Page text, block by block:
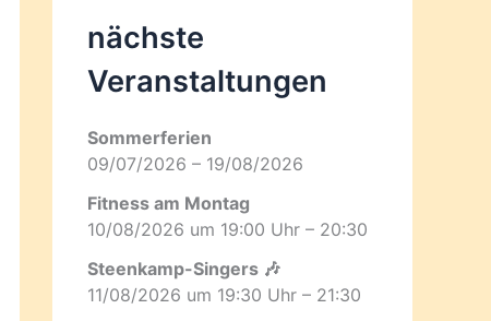
nächste
Veranstaltungen
Sommerferien
09/07/2026 – 19/08/2026
Fitness am Montag
10/08/2026 um 19:00 Uhr – 20:30
Steenkamp-Singers 🎶
11/08/2026 um 19:30 Uhr – 21:30